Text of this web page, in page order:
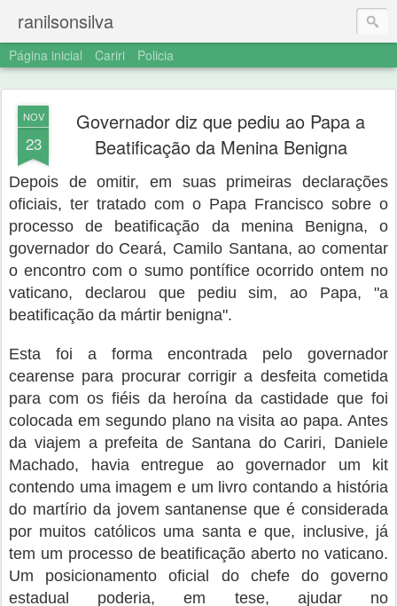
ranilsonsilva
Página inicial Cariri Policia
NOV
23
Governador diz que pediu ao Papa a
Beatificação da Menina Benigna
Depois de omitir, em suas primeiras declarações
oficiais, ter tratado com o Papa Francisco sobre o
processo de beatificação da menina Benigna, o
governador do Ceará, Camilo Santana, ao comentar
o encontro com o sumo pontífice ocorrido ontem no
vaticano, declarou que pediu sim, ao Papa, "a
beatificação da mártir benigna".
Esta foi a forma encontrada pelo governador
cearense para procurar corrigir a desfeita cometida
para com os fiéis da heroína da castidade que foi
colocada em segundo plano na visita ao papa. Antes
da viajem a prefeita de Santana do Cariri, Daniele
Machado, havia entregue ao governador um kit
contendo uma imagem e um livro contando a história
do martírio da jovem santanense que é considerada
por muitos católicos uma santa e que, inclusive, já
tem um processo de beatificação aberto no vaticano.
Um posicionamento oficial do chefe do governo
estadual poderia, em tese, ajudar no